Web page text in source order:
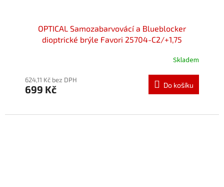
OPTICAL Samozabarvovácí a Blueblocker
dioptrické brýle Favori 25704-C2/+1,75
Skladem
624,11 Kč bez DPH
699 Kč Do košíku